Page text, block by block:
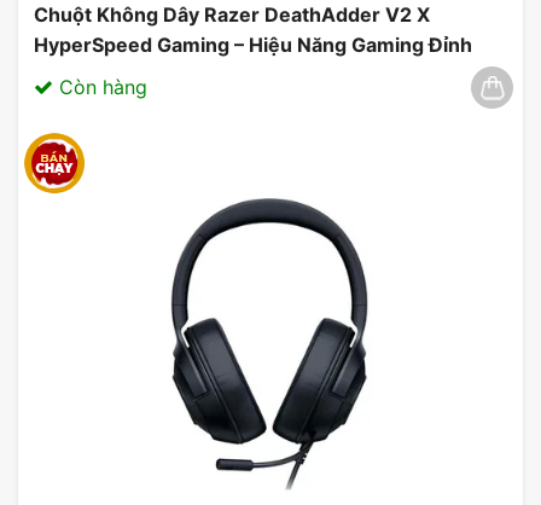
Chuột Không Dây Razer DeathAdder V2 X
HyperSpeed Gaming – Hiệu Năng Gaming Đỉnh
Cao 03/2025
Còn hàng